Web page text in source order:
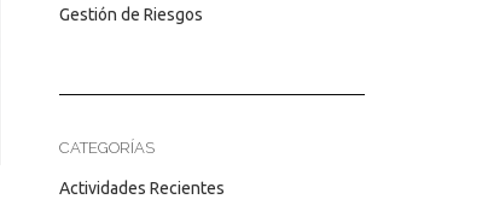
Gestión de Riesgos
CATEGORÍAS
Actividades Recientes